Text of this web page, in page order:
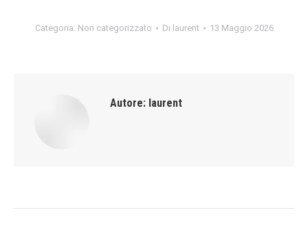
Categoria: Non categorizzato Di laurent 13 Maggio 2026
Autore: laurent